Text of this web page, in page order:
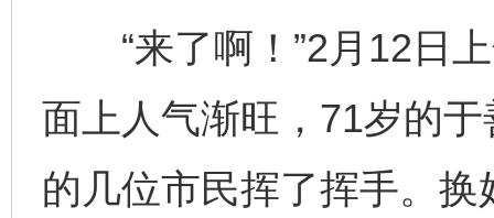
“来了啊！”2月12日上
面上人气渐旺，71岁的
的几位市民挥了挥手。